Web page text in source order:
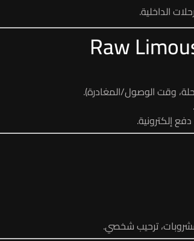
الداخلية.
وقت الوصول/المغادرة).
إلكترونية.